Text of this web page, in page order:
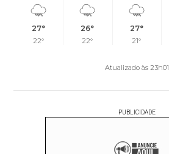
27°
22°
26°
22°
27°
21°
Atualizado às 23h01
PUBLICIDADE